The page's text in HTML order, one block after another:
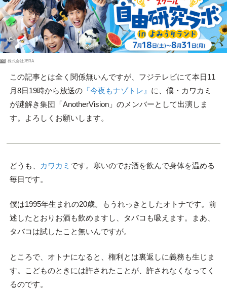
PR 株式会社JERA
この記事とは全く関係無いんですが、フジテレビにて本日11
月8日19時から放送の『今夜もナゾトレ』 に、僕・カワカミ
が謎解き集団「AnotherVision」のメンバーとして出演しま
す。よろしくお願いします。
どうも、 カワカミ です。寒いのでお酒を飲んで身体を温める
毎日です。
僕は1995年生まれの20歳。もうれっきとしたオトナです。前
述したとおりお酒も飲めますし、タバコも吸えます。まあ、
タバコは試したこと無いんですが。
ところで、オトナになると、権利とは裏返しに義務も生じま
す。こどものときには許されたことが、許されなくなってく
るのです。